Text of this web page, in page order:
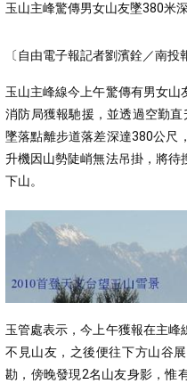
玉山主峰驚傳男女山友墜380米
〔自由電子報記者劉濱銓／南投
玉山主峰線今上午驚傳有男女
消防局獲報馳援，並透過空勤
墜落點離步道落差深達380公尺
升機因山勢陡峭無法吊掛，將
下山。
玉管處表示，今上午獲報在主
不見山友，之後便往下方山谷
勘，傍晚發現2名山友身影，惟